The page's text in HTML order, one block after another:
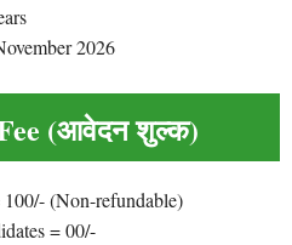
2026
(आवेदन शुल्क)
(Non-refundable)
= 00/-